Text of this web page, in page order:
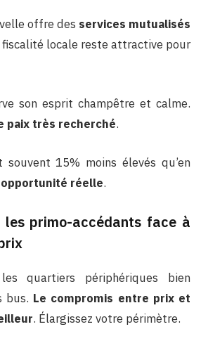
offre des services mutualisés
fiscalité locale reste attractive pour
son esprit champêtre et calme.
paix très recherché.
15% moins élevés qu’en
opportunité réelle.
les primo-accédants face à
quartiers périphériques bien
bus. Le compromis entre prix et
. Élargissez votre périmètre.